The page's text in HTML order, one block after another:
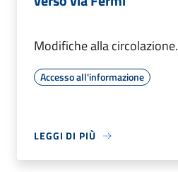
Modifiche alla circolazione.
Accesso all'informazione
LEGGI DI PIÙ